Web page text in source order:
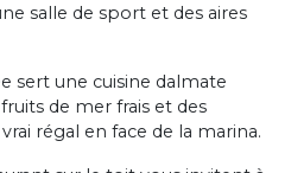
salle de sport et des aires
sert une cuisine dalmate
de mer frais et des
régal en face de la marina.